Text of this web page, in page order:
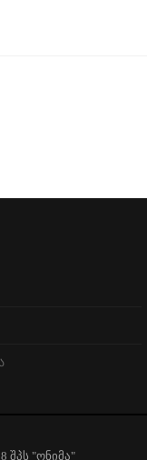
შპს "ონიმა"